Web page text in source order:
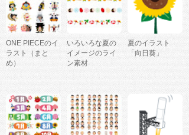
ONE PIECEのイ
ラスト（まと
め）
いろいろな夏の
イメージのライ
ン素材
夏のイラスト
「向日葵」